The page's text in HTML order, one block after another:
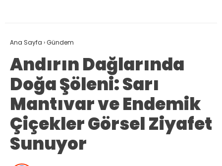
Ana Sayfa ›Gündem
Andırın Dağlarında
Doğa Şöleni: Sarı
Mantıvar ve Endemik
Çiçekler Görsel Ziyafet
Sunuyor